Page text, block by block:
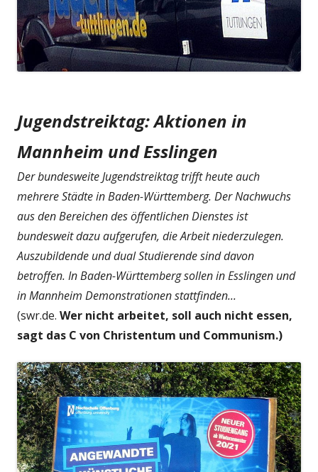
Jugendstreiktag: Aktionen in
Mannheim und Esslingen
Der bundesweite Jugendstreiktag trifft heute auch
mehrere Städte in Baden-Württemberg. Der Nachwuchs
aus den Bereichen des öffentlichen Dienstes ist
bundesweit dazu aufgerufen, die Arbeit niederzulegen.
Auszubildende und dual Studierende sind davon
betroffen. In Baden-Württemberg sollen in Esslingen und
in Mannheim Demonstrationen stattfinden...
(swr.de. Wer nicht arbeitet, soll auch nicht essen,
sagt das C von Christentum und Communism.)